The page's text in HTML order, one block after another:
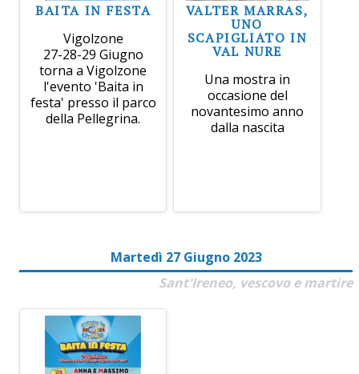
BAITA IN FESTA
Vigolzone
27-28-29 Giugno
torna a Vigolzone
l'evento 'Baita in
festa' presso il parco
della Pellegrina.
VALTER MARRAS,
UNO
SCAPIGLIATO IN
VAL NURE
Una mostra in
occasione del
novantesimo anno
dalla nascita
Martedì 27 Giugno 2023
Sant'Ireneo, vescovo e martire